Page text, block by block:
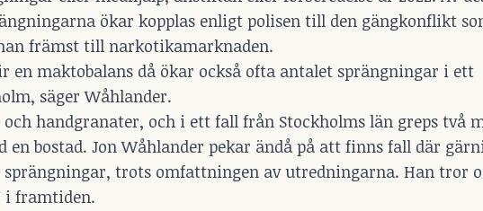
ökar kopplas enligt polisen till den gängkonflikt
främst till narkotikamarknaden.
en maktobalans då ökar också ofta antalet sprängningar i ett
säger Wåhlander.
handgranater, och i ett fall från Stockholms län greps två
en bostad. Jon Wåhlander pekar ändå på att finns fall där
trots omfattningen av utredningarna. Han tror
i framtiden.